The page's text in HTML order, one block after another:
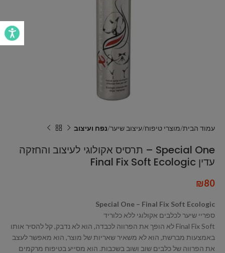
עמוד הבית מוצרי טיפוח עיצוב שיער נפח ועיצוב
Special One – תרסיס אקולוגי לעיצוב והחזקה
עדין Final Fix Soft Ecologic
₪80
Special One – Final Fix Soft Ecologic
ספריי שיער לכלבים אקולוגי ללא כלוריד
Final Fix Soft לא הופך את הפרווה לכבדה, הוא לא נדבק, קל להסיר אותו
באמצעות מברשת, הוא לא משאיר שאריות של מוצר, הוא מאפשר לעצב
את הפרווה של כלבים שוב ושוב בשכבות. הוא מסייע בטיפוח מרקמים